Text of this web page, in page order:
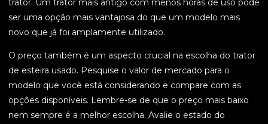
trator. Um trator mais antigo com menos horas de uso pode
ser uma opção mais vantajosa do que um modelo mais
novo que já foi amplamente utilizado.
O preço também é um aspecto crucial na escolha do trator
de esteira usado. Pesquise o valor de mercado para o
modelo que você está considerando e compare com as
opções disponíveis. Lembre-se de que o preço mais baixo
nem sempre é a melhor escolha. Avalie o estado do